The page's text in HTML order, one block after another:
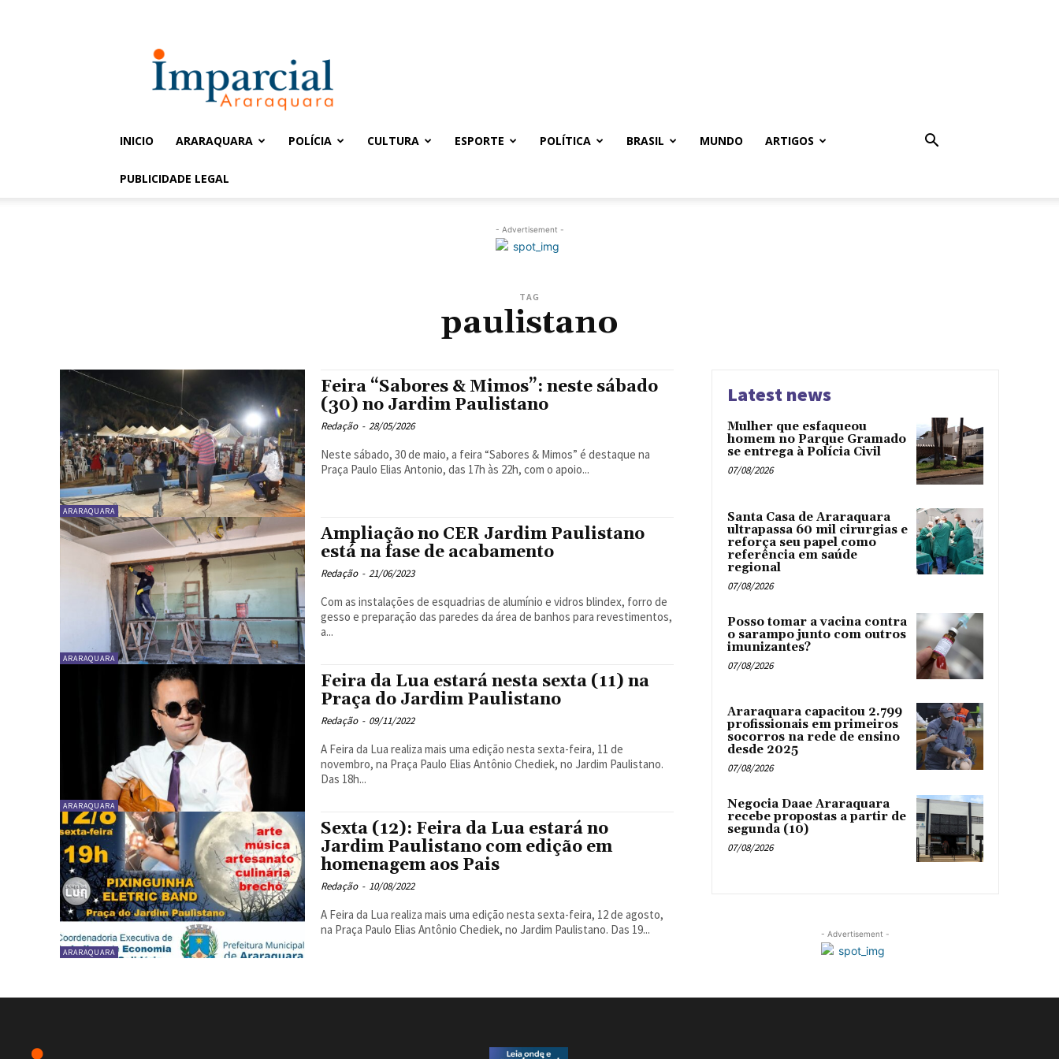
Imparcial
INICIO ARARAQUARA POLÍCIA CULTURA ESPORTE POLÍTICA BRASIL MUNDO ARTIGOS
PUBLICIDADE LEGAL
- Advertisement -
TAG
paulistano
ARARAQUARA
Feira “Sabores & Mimos”: neste sábado
(30) no Jardim Paulistano
Redação - 28/05/2026
Neste sábado, 30 de maio, a feira “Sabores & Mimos” é destaque na
Praça Paulo Elias Antonio, das 17h às 22h, com o apoio...
ARARAQUARA
Ampliação no CER Jardim Paulistano
está na fase de acabamento
Redação - 21/06/2023
Com as instalações de esquadrias de alumínio e vidros blindex, forro de
gesso e preparação das paredes da área de banhos para revestimentos,
a...
ARARAQUARA
Feira da Lua estará nesta sexta (11) na
Praça do Jardim Paulistano
Redação - 09/11/2022
A Feira da Lua realiza mais uma edição nesta sexta-feira, 11 de
novembro, na Praça Paulo Elias Antônio Chediek, no Jardim Paulistano.
Das 18h...
ARARAQUARA
Sexta (12): Feira da Lua estará no
Jardim Paulistano com edição em
homenagem aos Pais
Redação - 10/08/2022
A Feira da Lua realiza mais uma edição nesta sexta-feira, 12 de agosto,
na Praça Paulo Elias Antônio Chediek, no Jardim Paulistano. Das 19...
Latest news
Mulher que esfaqueou
homem no Parque Gramado
se entrega à Polícia Civil
07/08/2026
Santa Casa de Araraquara
ultrapassa 60 mil cirurgias e
reforça seu papel como
referência em saúde
regional
07/08/2026
Posso tomar a vacina contra
o sarampo junto com outros
imunizantes?
07/08/2026
Araraquara capacitou 2.799
profissionais em primeiros
socorros na rede de ensino
desde 2025
07/08/2026
Negocia Daae Araraquara
recebe propostas a partir de
segunda (10)
07/08/2026
- Advertisement -